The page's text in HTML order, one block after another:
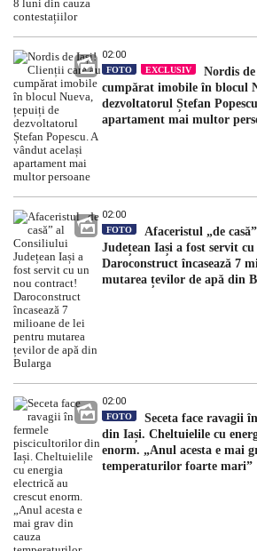
02:00
FOTO EXCLUSIV
Nordis
cumpărat imobile în blocul
dezvoltatorul Ștefan
apartament mai multor
02:00
FOTO
Afaceristul „de
Județean Iași a fost servit
Daroconstruct încasează 7
mutarea țevilor de apă din
02:00
FOTO
Seceta face ravagii
din Iași. Cheltuielile cu
enorm. „Anul acesta e mai
temperaturilor foarte mari”